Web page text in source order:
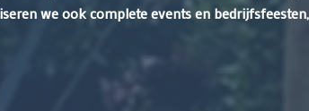
we ook complete events en